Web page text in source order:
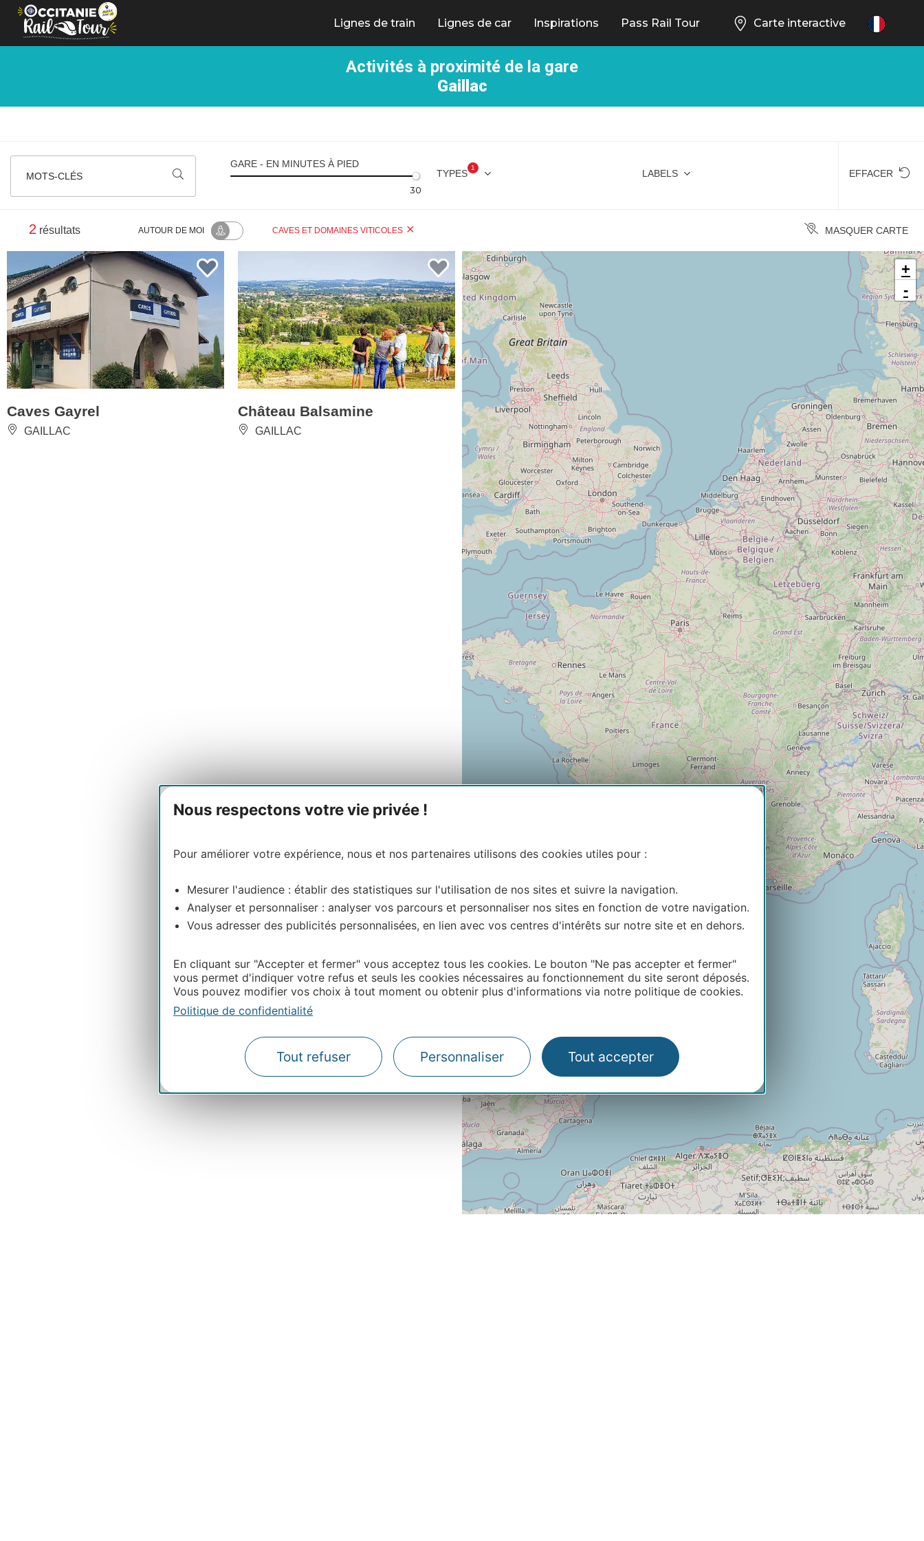
Panneau de gestion des cookies
Nous respectons votre vie privée !
Pour améliorer votre expérience, nous et nos partenaires utilisons des cookies utiles pour :
Mesurer l'audience : établir des statistiques sur l'utilisation de nos sites et suivre la navigation.
Analyser et personnaliser : analyser vos parcours et personnaliser nos sites en fonction de votre navigation.
Vous adresser des publicités personnalisées, en lien avec vos centres d'intérêts sur notre site et en dehors.
En cliquant sur "Accepter et fermer" vous acceptez tous les cookies. Le bouton "Ne pas accepter et fermer"
vous permet d'indiquer votre refus et seuls les cookies nécessaires au fonctionnement du site seront déposés.
Vous pouvez modifier vos choix à tout moment ou obtenir plus d'informations via notre politique de cookies.
Politique de confidentialité
Tout refuser Personnaliser Tout accepter
Lignes de train Lignes de car Inspirations Pass Rail Tour Carte interactive FR
Activités à proximité de la gare
Gaillac
MOTS-CLÉS
GARE - EN MINUTES À PIED
30
TYPES
1
LABELS EFFACER
2 résultats AUTOUR DE MOI CAVES ET DOMAINES VITICOLES MASQUER CARTE
Caves Gayrel
GAILLAC
Château Balsamine
GAILLAC
+
-